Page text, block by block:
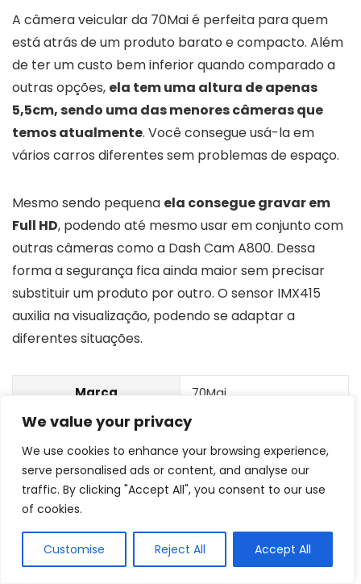
We value your privacy
We use cookies to enhance your browsing experience,
serve personalised ads or content, and analyse our
traffic. By clicking "Accept All", you consent to our use
of cookies.
Customise Reject All Accept All
A câmera veicular da 70Mai é perfeita para quem
está atrás de um produto barato e compacto. Além
de ter um custo bem inferior quando comparado a
outras opções, ela tem uma altura de apenas
5,5cm, sendo uma das menores câmeras que
temos atualmente. Você consegue usá-la em
vários carros diferentes sem problemas de espaço.
Mesmo sendo pequena ela consegue gravar em
Full HD, podendo até mesmo usar em conjunto com
outras câmeras como a Dash Cam A800. Dessa
forma a segurança fica ainda maior sem precisar
substituir um produto por outro. O sensor IMX415
auxilia na visualização, podendo se adaptar a
diferentes situações.
Marca 70Mai
Resolução
Visão not.
Microfone Não
Detecção mov Não
Ângulo visão Não informado